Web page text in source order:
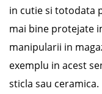
in cutie si totodata
mai bine protejate
manipularii in
exemplu in acest
sticla sau ceramica.